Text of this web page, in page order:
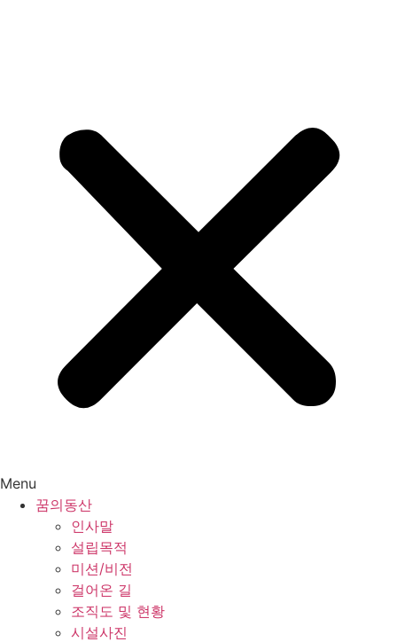
Menu
꿈의동산
인사말
설립목적
미션/비전
걸어온 길
조직도 및 현황
시설사진